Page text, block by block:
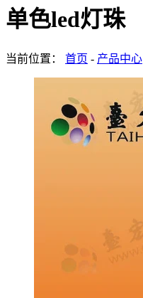
单色led灯珠
当前位置： 首页 - 产品中心